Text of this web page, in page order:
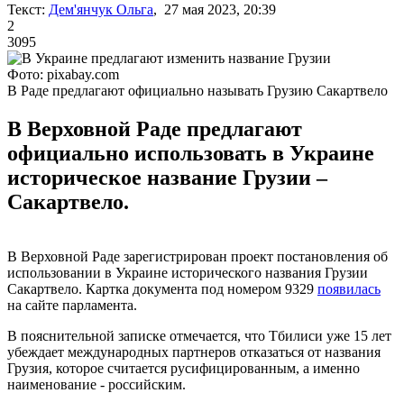
Текст: Дем'янчук Ольга, 27 мая 2023, 20:39
2
3095
Фото: pixabay.com
В Раде предлагают официально называть Грузию Сакартвело
В Верховной Раде предлагают
официально использовать в Украине
историческое название Грузии –
Сакартвело.
В Верховной Раде зарегистрирован проект постановления об
использовании в Украине исторического названия Грузии
Сакартвело. Картка документа под номером 9329 появилась
на сайте парламента.
В пояснительной записке отмечается, что Тбилиси уже 15 лет
убеждает международных партнеров отказаться от названия
Грузия, которое считается русифицированным, а именно
наименование - российским.